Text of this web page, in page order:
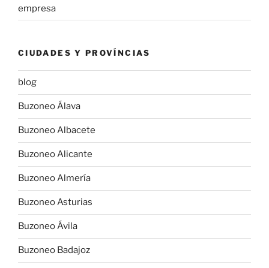
empresa
CIUDADES Y PROVÍNCIAS
blog
Buzoneo Álava
Buzoneo Albacete
Buzoneo Alicante
Buzoneo Almería
Buzoneo Asturias
Buzoneo Ávila
Buzoneo Badajoz